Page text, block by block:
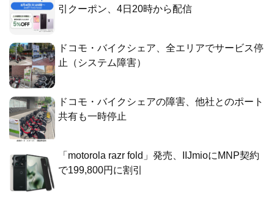
引クーポン、4日20時から配信
ドコモ・バイクシェア、全エリアでサービス停
止（システム障害）
ドコモ・バイクシェアの障害、他社とのポート
共有も一時停止
「motorola razr fold」発売、IIJmioにMNP契約
で199,800円に割引